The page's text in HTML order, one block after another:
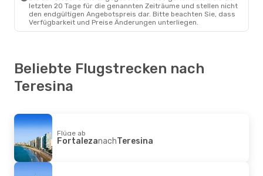
Azul Linhas Aereas Brasileiras
1 Zwischenstopp
Uberlandia- Teresina
Azul Linhas Aereas Brasileiras
1 Zwischenstopp
letzten 20 Tage für die genannten Zeiträume und stellen nicht
den endgültigen Angebotspreis dar. Bitte beachten Sie, dass
Verfügbarkeit und Preise Änderungen unterliegen.
Beliebte Flugstrecken nach
Teresina
Flüge ab
FortalezanachTeresina